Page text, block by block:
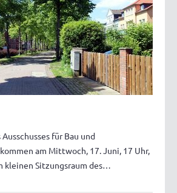
für Bau und
am Mittwoch, 17. Juni, 17 Uhr,
kleinen Sitzungsraum des…